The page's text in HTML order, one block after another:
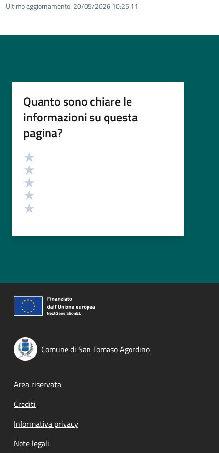
Ultimo aggiornamento: 20/05/2026 10:25.11
Quanto sono chiare le
informazioni su questa
pagina?
Valutazione
Comune di San Tomaso Agordino
Footer menu
Area riservata
Crediti
Informativa privacy
Note legali